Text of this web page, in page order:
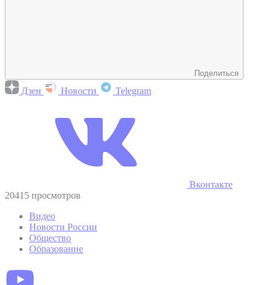
Поделиться
Дзен Новости Telegram
Вконтакте
20415 просмотров
Видео
Новости России
Общество
Образование